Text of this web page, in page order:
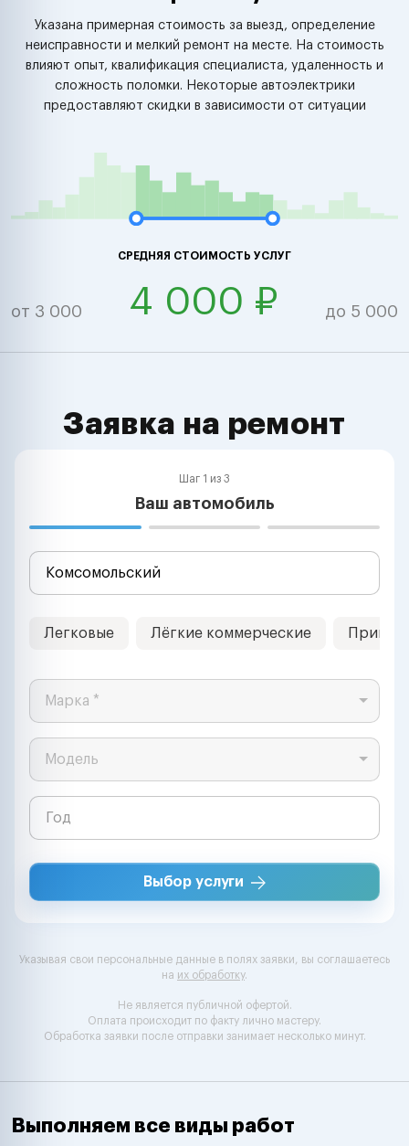
Указана примерная стоимость за выезд, определение
неисправности и мелкий ремонт на месте. На стоимость
влияют опыт, квалификация специалиста, удаленность и
сложность поломки. Некоторые автоэлектрики
предоставляют скидки в зависимости от ситуации
СРЕДНЯЯ СТОИМОСТЬ УСЛУГ
от 3 000 4 000 ₽ до 5 000
Заявка на ремонт
Шаг 1 из 3
Ваш автомобиль
Легковые Лёгкие коммерческие
Марка *
Модель
Выбор услуги
Указывая свои персональные данные в полях заявки, вы соглашаетесь
на их обработку.
Не является публичной офертой.
Оплата происходит по факту лично мастеру.
Обработка заявки после отправки занимает несколько минут.
Выполняем все виды работ